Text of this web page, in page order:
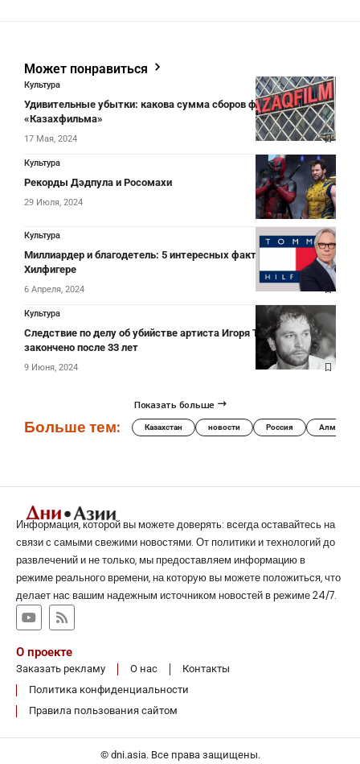
Может понравиться
Культура
Удивительные убытки: какова сумма сборов фильмов от
«Казахфильма»
17 Мая, 2024
Культура
Рекорды Дэдпула и Росомахи
29 Июля, 2024
Культура
Миллиардер и благодетель: 5 интересных фактов о Томми
Хилфигере
6 Апреля, 2024
Культура
Следствие по делу об убийстве артиста Игоря Талькова
закончено после 33 лет
9 Июня, 2024
Показать больше
Больше тем: Казахстан новости Россия Алматы
Информация, которой вы можете доверять: всегда оставайтесь на
связи с самыми свежими новостями. От политики и технологий до
развлечений и не только, мы предоставляем информацию в
режиме реального времени, на которую вы можете положиться, что
делает нас вашим надежным источником новостей в режиме 24/7.
О проекте
Заказать рекламу О нас
Контакты
Политика конфиденциальности
Правила пользования сайтом
© dni.asia. Все права защищены.